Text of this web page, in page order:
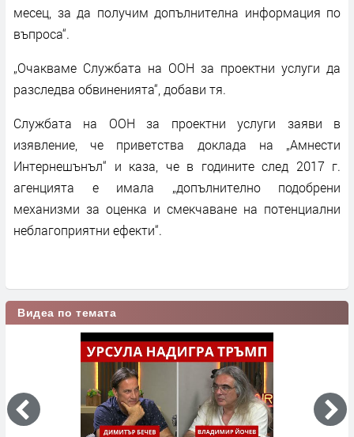
месец, за да получим допълнителна информация по
въпроса“.
„Очакваме Службата на ООН за проектни услуги да
разследва обвиненията“, добави тя.
Службата на ООН за проектни услуги заяви в
изявление, че приветства доклада на „Амнести
Интернешънъл“ и каза, че в годините след 2017 г.
агенцията е имала „допълнително подобрени
механизми за оценка и смекчаване на потенциални
неблагоприятни ефекти“.
Видеа по темата